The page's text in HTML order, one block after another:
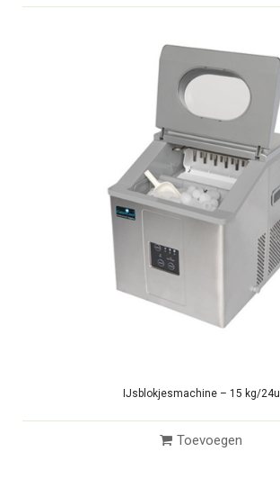
IJsblokjesmachine – 15 kg/24u
Toevoegen